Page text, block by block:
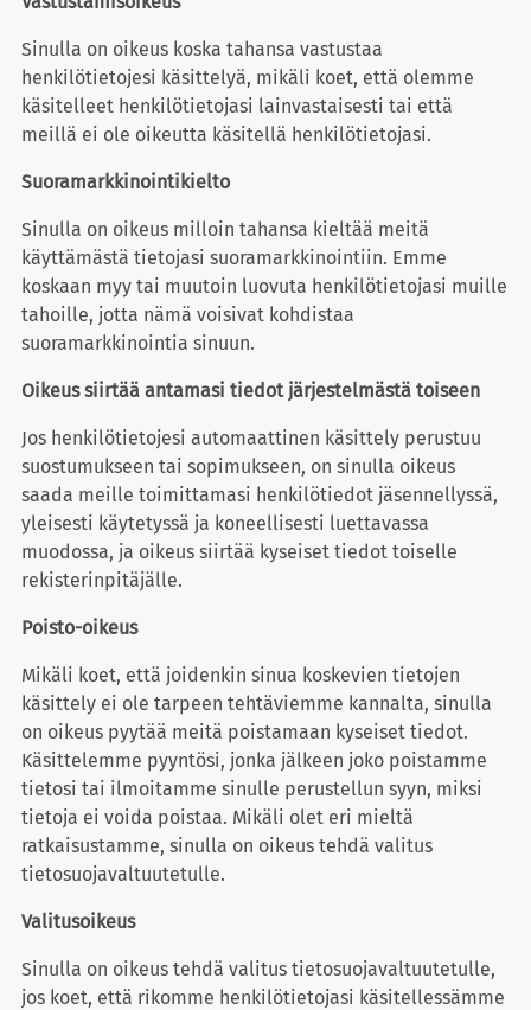
Sinulla on oikeus koska tahansa vastustaa
henkilötietojesi käsittelyä, mikäli koet, että olemme
käsitelleet henkilötietojasi lainvastaisesti tai että
meillä ei ole oikeutta käsitellä henkilötietojasi.
Suoramarkkinointikielto
Sinulla on oikeus milloin tahansa kieltää meitä
käyttämästä tietojasi suoramarkkinointiin. Emme
koskaan myy tai muutoin luovuta henkilötietojasi muille
tahoille, jotta nämä voisivat kohdistaa
suoramarkkinointia sinuun.
Oikeus siirtää antamasi tiedot järjestelmästä toiseen
Jos henkilötietojesi automaattinen käsittely perustuu
suostumukseen tai sopimukseen, on sinulla oikeus
saada meille toimittamasi henkilötiedot jäsennellyssä,
yleisesti käytetyssä ja koneellisesti luettavassa
muodossa, ja oikeus siirtää kyseiset tiedot toiselle
rekisterinpitäjälle.
Poisto-oikeus
Mikäli koet, että joidenkin sinua koskevien tietojen
käsittely ei ole tarpeen tehtäviemme kannalta, sinulla
on oikeus pyytää meitä poistamaan kyseiset tiedot.
Käsittelemme pyyntösi, jonka jälkeen joko poistamme
tietosi tai ilmoitamme sinulle perustellun syyn, miksi
tietoja ei voida poistaa. Mikäli olet eri mieltä
ratkaisustamme, sinulla on oikeus tehdä valitus
tietosuojavaltuutetulle.
Valitusoikeus
Sinulla on oikeus tehdä valitus tietosuojavaltuutetulle,
jos koet, että rikomme henkilötietojasi käsitellessämme